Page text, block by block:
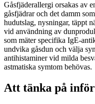
Gåsfjäderallergi orsakas av
gåsfjädrar och det damm
hudutslag, nysningar, täppt
vid användning av
som mäter specifika IgE-
undvika gåsdun och välja
antihistaminer vid milda
astmatiska symtom behövas.
Att tänka på